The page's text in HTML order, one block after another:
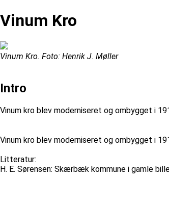
Vinum Kro
Vinum Kro. Foto: Henrik J. Møller
Intro
Vinum kro blev moderniseret og ombygget i
Vinum kro blev moderniseret og ombygget i
Litteratur:
H. E. Sørensen: Skærbæk kommune i gamle